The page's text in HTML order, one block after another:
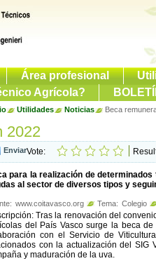
Área profesional
Agrícola?
Utilidades Noticias Beca
2022
Vote:
para la realización de
al sector de diversos tipos y
www.coitavasco.org Tema: Colegio
Tras la renovación del
del País Vasco surge la beca
con el Servicio de
con la actualización del SIG
y maduración de la uva.